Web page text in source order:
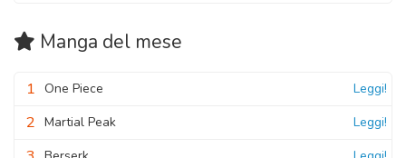
Manga del mese
1 One Piece Leggi!
2 Martial Peak Leggi!